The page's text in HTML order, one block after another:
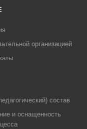
организацией
состав
и оснащенность